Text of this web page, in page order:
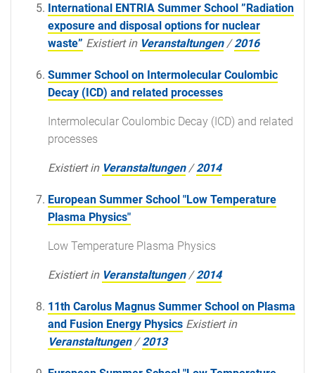
International ENTRIA Summer School ”Radiation
exposure and disposal options for nuclear
waste” Existiert in Veranstaltungen /2016
Summer School on Intermolecular Coulombic
Decay (ICD) and related processes
Intermolecular Coulombic Decay (ICD) and related
processes
Existiert in Veranstaltungen /2014
European Summer School "Low Temperature
Plasma Physics"
Low Temperature Plasma Physics
Existiert in Veranstaltungen /2014
11th Carolus Magnus Summer School on Plasma
and Fusion Energy Physics Existiert in
Veranstaltungen /2013